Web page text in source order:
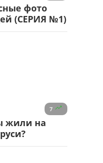
фото
(СЕРИЯ №1)
7 
жили на